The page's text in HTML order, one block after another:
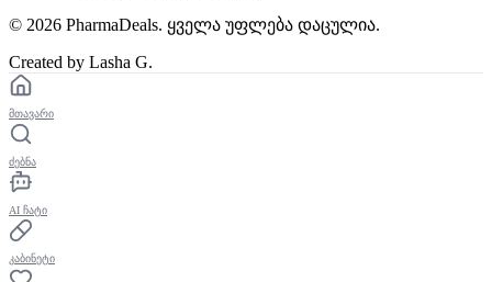
© 2026 PharmaDeals. ყველა უფლება დაცულია.
Created by Lasha G.
მთავარი
ძებნა
AI ჩატი
კაბინეტი